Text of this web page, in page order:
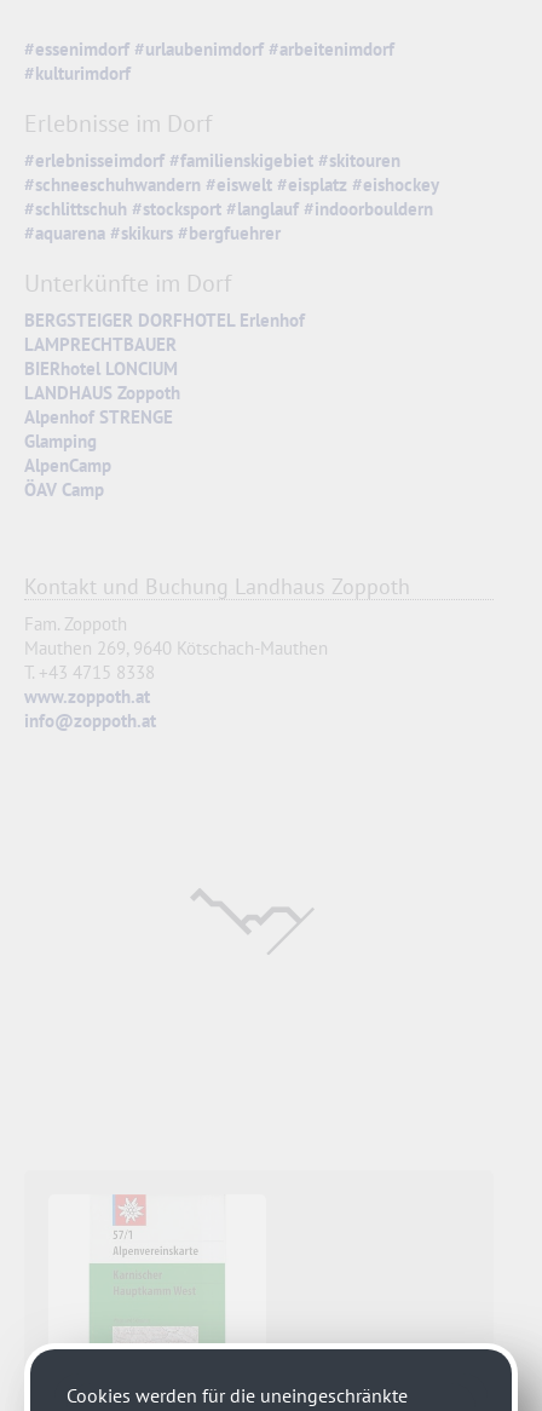
#essenimdorf #urlaubenimdorf #arbeitenimdorf
#kulturimdorf
Erlebnisse im Dorf
#erlebnisseimdorf #familienskigebiet #skitouren
#schneeschuhwandern #eiswelt #eisplatz #eishockey
#schlittschuh #stocksport #langlauf #indoorbouldern
#aquarena #skikurs #bergfuehrer
Unterkünfte im Dorf
BERGSTEIGER DORFHOTEL Erlenhof
LAMPRECHTBAUER
BIERhotel LONCIUM
LANDHAUS Zoppoth
Alpenhof STRENGE
Glamping
AlpenCamp
ÖAV Camp
Kontakt und Buchung Landhaus Zoppoth
Fam. Zoppoth
Mauthen 269, 9640 Kötschach-Mauthen
T. +43 4715 8338
www.zoppoth.at
info@zoppoth.at
Cookies werden für die uneingeschränkte